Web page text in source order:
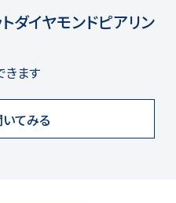
ダイヤモンドピアリン
ます
いてみる